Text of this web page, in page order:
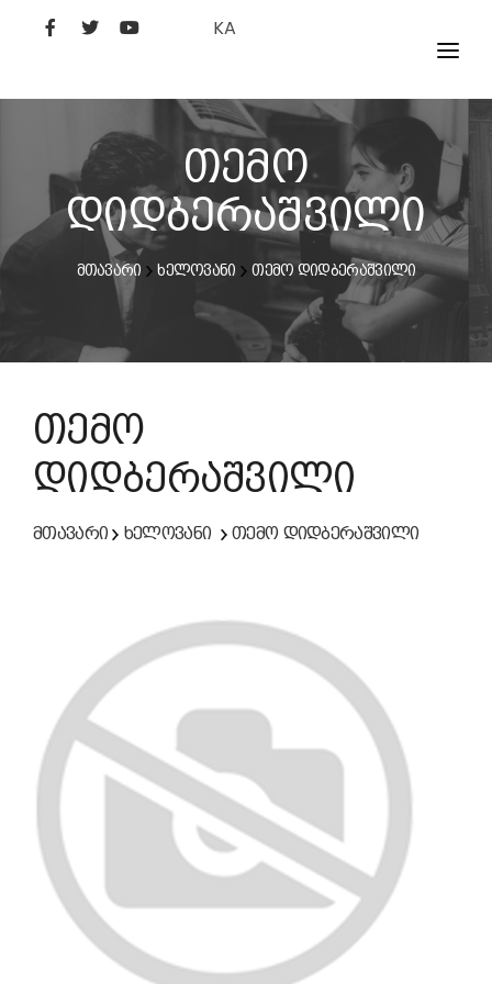
KA
ᲤᲘᲚᲛᲔᲑᲘ
ᲮᲔᲚᲝᲕᲐᲜᲘ
ᲙᲘᲜᲝᲡᲢᲣᲓᲘᲐ
ᲙᲘᲜᲝᲐᲙᲐᲓᲔᲛᲘᲐ
თემო
დიდბერაშვილი
მთავარი ხელოვანი თემო დიდბერაშვილი
თემო
დიდბერაშვილი
მთავარი ხელოვანი თემო დიდბერაშვილი